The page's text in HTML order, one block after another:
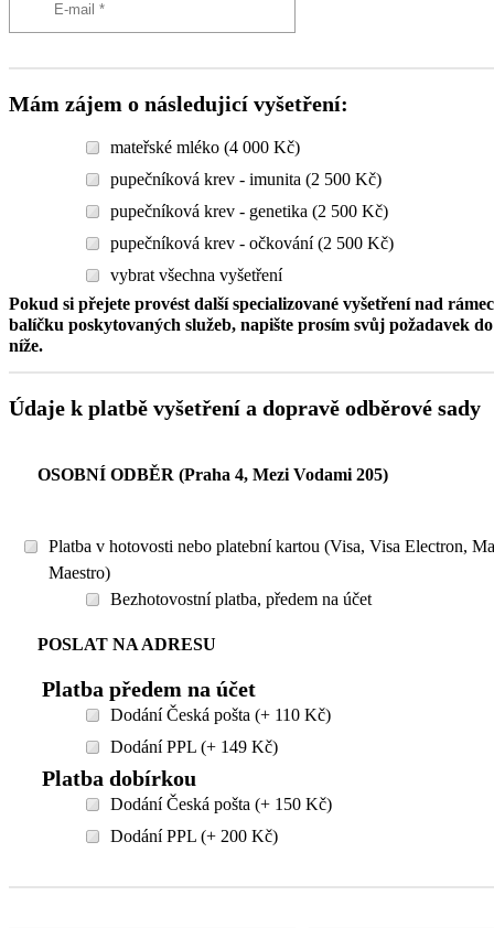
Mám zájem o následujicí vyšetření:
mateřské mléko (4 000 Kč)
pupečníková krev - imunita (2 500 Kč)
pupečníková krev - genetika (2 500 Kč)
pupečníková krev - očkování (2 500 Kč)
vybrat všechna vyšetření
Pokud si přejete provést další specializované vyšetření nad
balíčku poskytovaných služeb, napište prosím svůj požadavek
níže.
Údaje k platbě vyšetření a dopravě odběrové sady
OSOBNÍ ODBĚR (Praha 4, Mezi Vodami 205)
Platba v hotovosti nebo platební kartou (Visa, Visa Electron,
Maestro)
Bezhotovostní platba, předem na účet
POSLAT NA ADRESU
Platba předem na účet
Dodání Česká pošta (+ 110 Kč)
Dodání PPL (+ 149 Kč)
Platba dobírkou
Dodání Česká pošta (+ 150 Kč)
Dodání PPL (+ 200 Kč)